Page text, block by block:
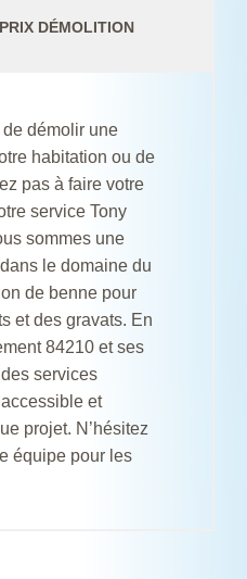
DÉMOLITION
démolir une
habitation ou de
pas à faire votre
service Tony
sommes une
le domaine du
de benne pour
et des gravats. En
84210 et ses
services
et
projet. N’hésitez
équipe pour les